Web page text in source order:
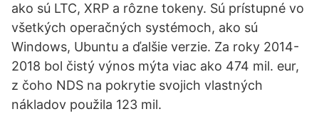
ako sú LTC, XRP a rôzne tokeny. Sú prístupné vo
všetkých operačných systémoch, ako sú
Windows, Ubuntu a ďalšie verzie. Za roky 2014-
2018 bol čistý výnos mýta viac ako 474 mil. eur,
z čoho NDS na pokrytie svojich vlastných
nákladov použila 123 mil.